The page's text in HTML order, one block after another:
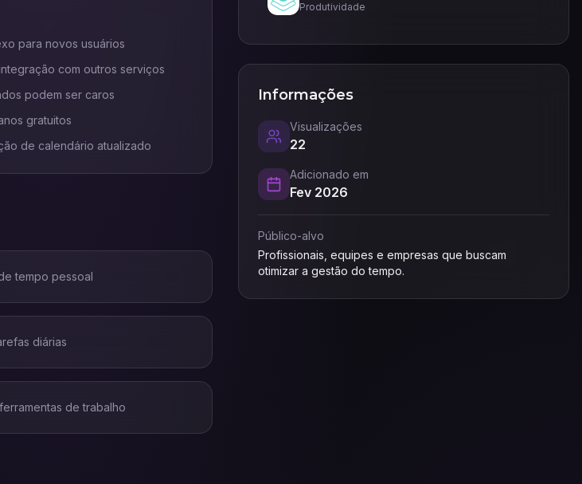
para novos usuários
com outros serviços
podem ser caros
gratuitos
de calendário atualizado
tempo pessoal
diárias
de trabalho
Produtividade
Informações
Visualizações
22
Adicionado em
Fev 2026
Público-alvo
Profissionais, equipes e empresas que buscam
otimizar a gestão do tempo.